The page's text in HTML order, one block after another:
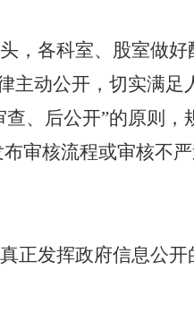
，各科室、股室做好
主动公开，切实满足
、后公开”的原则，
审核流程或审核不
正发挥政府信息公开